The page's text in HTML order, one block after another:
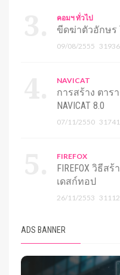
คอมฯ ทั่วไป
ขีดฆ่าตัวอักษร
09/08/2555
NAVICAT
การสร้าง ตาร
NAVICAT 8.0
07/11/2550
FIREFOX
FIREFOX วิธีสร้
เดสก์ทอป
26/11/2553
ADS BANNER